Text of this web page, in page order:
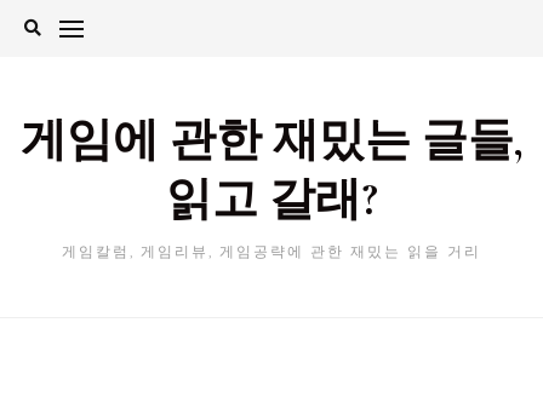
Skip
게임에 관한 재밌는 글들,
읽고 갈래?
게임칼럼, 게임리뷰, 게임공략에 관한 재밌는 읽을 거리